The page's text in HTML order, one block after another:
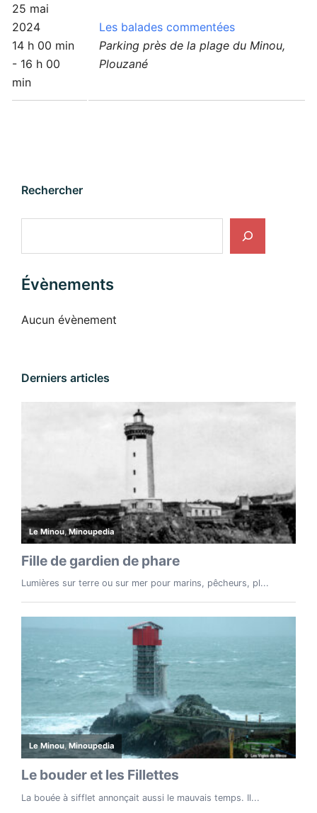
25 mai
2024
14 h 00 min
- 16 h 00
min
Les balades commentées
Parking près de la plage du Minou,
Plouzané
Rechercher
Évènements
Aucun évènement
Derniers articles